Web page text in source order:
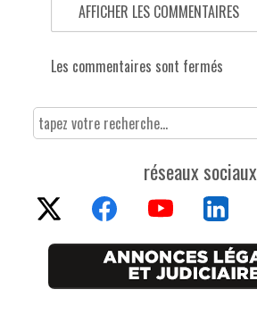
AFFICHER LES COMMENTAIRES
Les commentaires sont fermés
réseaux sociaux